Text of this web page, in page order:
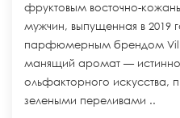
фруктовым восточно-
мужчин, выпущенная в 2019
парфюмерным брендом
манящий аромат —
ольфакторного искусства,
зелеными переливами ..